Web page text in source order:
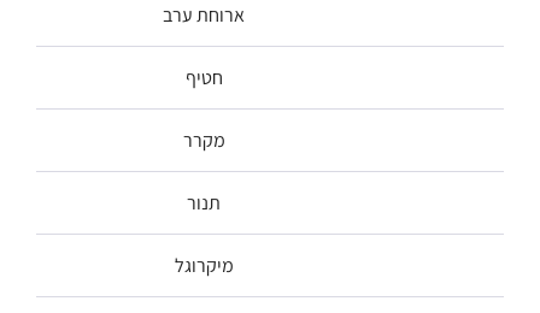
ארוחת ערב
חטיף
מקרר
תנור
מיקרוגל